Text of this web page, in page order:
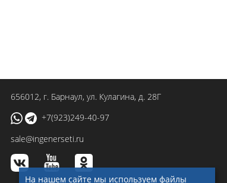
656012, г. Барнаул, ул. Кулагина, д. 28Г
+7(923)249-40-97
sale@ingenerseti.ru
На нашем сайте мы используем файлы